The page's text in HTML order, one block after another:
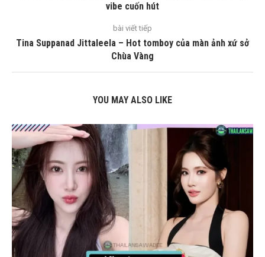
vibe cuốn hút
bài viết tiếp
Tina Suppanad Jittaleela – Hot tomboy của màn ảnh xứ sở
Chùa Vàng
YOU MAY ALSO LIKE